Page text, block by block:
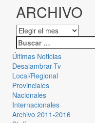
ARCHIVO
Últimas Noticias
Desalambrar-Tv
Local/Regional
Provinciales
Nacionales
Internacionales
Archivo 2011-2016